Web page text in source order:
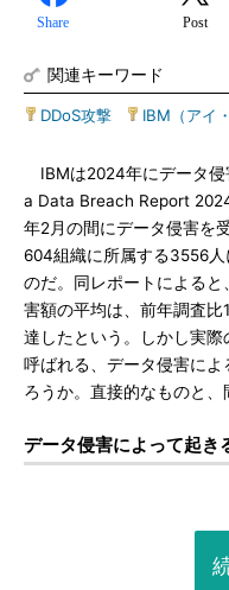
Share Post
関連キーワード
DDoS攻撃 IBM（アイ
IBMは2024年にデータ侵
a Data Breach Report
年2月の間にデータ侵害を
604組織に所属する3556
のだ。同レポートによる
害額の平均は、前年調査
達したという。しかし実
呼ばれる、データ侵害に
ろうか。直接的なものと、
データ侵害によって起き